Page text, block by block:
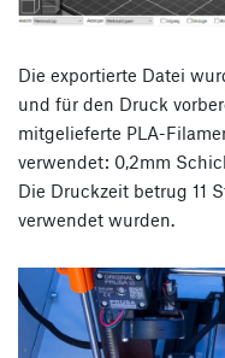
Die exportierte Datei
und für den Druck
mitgelieferte PLA-
verwendet: 0,2mm
Die Druckzeit betrug 11
verwendet wurden.